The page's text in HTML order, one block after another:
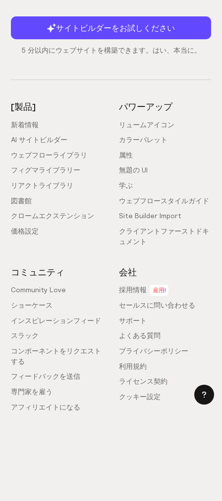
サイトビルダーをお試しください
5 分以内にウェブサイトを構築できます。はい、本当に。
[製品]
新着情報
AI サイトビルダー
ウェブフローライブラリ
フィグマライブラリー
リアクトライブラリ
図書館
クロームエクステンション
価格設定
パワーアップ
リュームアイコン
カラーパレット
属性
無題の UI
学ぶ
ウェブフロースタイルガイド
Site Builder Import
クライアントファーストドキ
ュメント
コミュニティ
Community Love
ショーケース
インスピレーションフィード
スラック
コンポーネントをリクエスト
する
フィードバックを送信
専門家を雇う
アフィリエイトになる
会社
採用情報 雇用!
セールスに問い合わせる
サポート
よくある質問
プライバシーポリシー
利用規約
ライセンス契約
クッキー設定